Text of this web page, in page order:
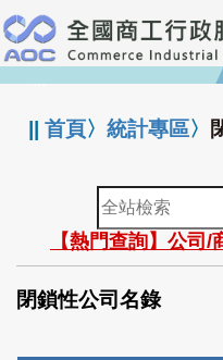
跳
到
主
要
:::
||首頁〉統計專區〉
全
站
檢
索
【熱門查詢】公司
閉鎖性公司名錄